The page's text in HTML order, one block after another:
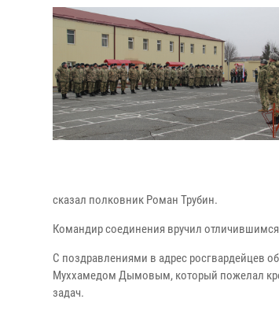
сказал полковник Роман Трубин.
Командир соединения вручил
С поздравлениями в адрес росгвардейцев
Муххамедом Дымовым, который пожелал
задач.